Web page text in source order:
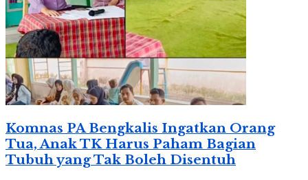
Komnas PA Bengkalis Ingatkan Orang
Tua, Anak TK Harus Paham Bagian
Tubuh yang Tak Boleh Disentuh